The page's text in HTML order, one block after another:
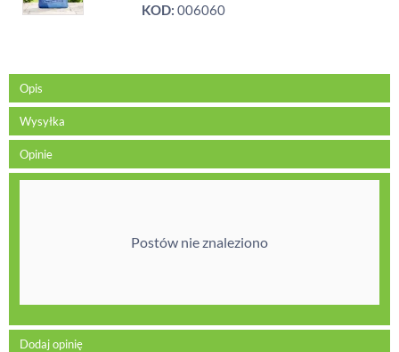
KOD: 006060
Opis
Wysyłka
Opinie
Postów nie znaleziono
Dodaj opinię